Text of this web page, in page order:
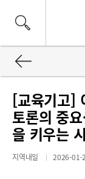
[교육기고]
토론의 중
을 키우는
지역내일 2026-01-